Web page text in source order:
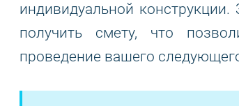
индивидуальной
получить смету, что
проведение вашего